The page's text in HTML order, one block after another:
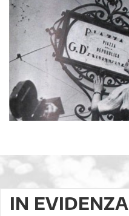
IN EVIDENZA